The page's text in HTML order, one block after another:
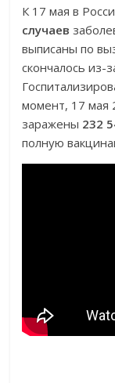
К 17 мая в
случаев
выписаны по
скончалось из-
момент, 17 мая
заражены 232
полную